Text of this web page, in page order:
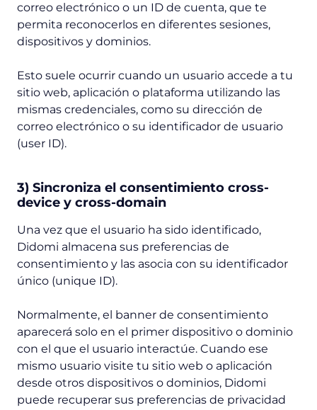
correo electrónico o un ID de cuenta, que te
permita reconocerlos en diferentes sesiones,
dispositivos y dominios.
Esto suele ocurrir cuando un usuario accede a tu
sitio web, aplicación o plataforma utilizando las
mismas credenciales, como su dirección de
correo electrónico o su identificador de usuario
(user ID).
3) Sincroniza el consentimiento cross-
device y cross-domain
Una vez que el usuario ha sido identificado,
Didomi almacena sus preferencias de
consentimiento y las asocia con su identificador
único (unique ID).
Normalmente, el banner de consentimiento
aparecerá solo en el primer dispositivo o dominio
con el que el usuario interactúe. Cuando ese
mismo usuario visite tu sitio web o aplicación
desde otros dispositivos o dominios, Didomi
puede recuperar sus preferencias de privacidad